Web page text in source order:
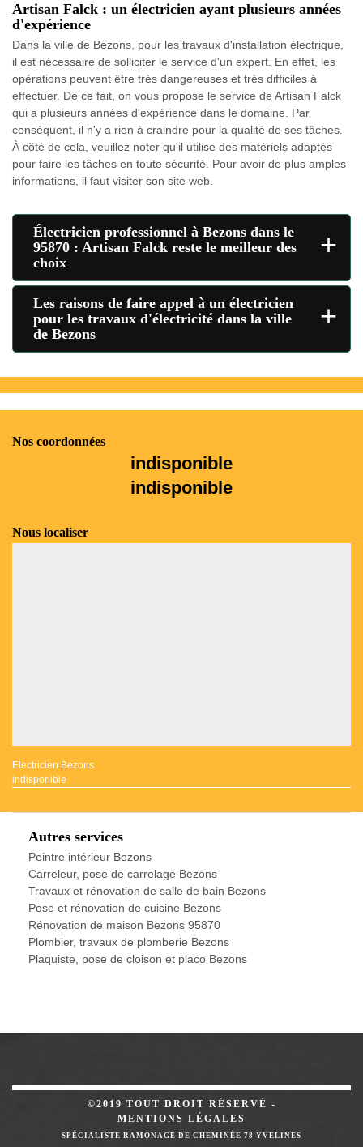
Artisan Falck : un électricien ayant plusieurs années
d'expérience
Dans la ville de Bezons, pour les travaux d'installation électrique,
il est nécessaire de solliciter le service d'un expert. En effet, les
opérations peuvent être très dangereuses et très difficiles à
effectuer. De ce fait, on vous propose le service de Artisan Falck
qui a plusieurs années d'expérience dans le domaine. Par
conséquent, il n'y a rien à craindre pour la qualité de ses tâches.
À côté de cela, veuillez noter qu'il utilise des matériels adaptés
pour faire les tâches en toute sécurité. Pour avoir de plus amples
informations, il faut visiter son site web.
Électricien professionnel à Bezons dans le
95870 : Artisan Falck reste le meilleur des
choix
+
Les raisons de faire appel à un électricien
pour les travaux d'électricité dans la ville
de Bezons
+
Nos coordonnées
indisponible
indisponible
Nous localiser
Electricien Bezons
indisponible
Autres services
Peintre intérieur Bezons
Carreleur, pose de carrelage Bezons
Travaux et rénovation de salle de bain Bezons
Pose et rénovation de cuisine Bezons
Rénovation de maison Bezons 95870
Plombier, travaux de plomberie Bezons
Plaquiste, pose de cloison et placo Bezons
©2019 TOUT DROIT RÉSERVÉ -
MENTIONS LÉGALES
SPÉCIALISTE RAMONAGE DE CHEMINÉE 78 YVELINES